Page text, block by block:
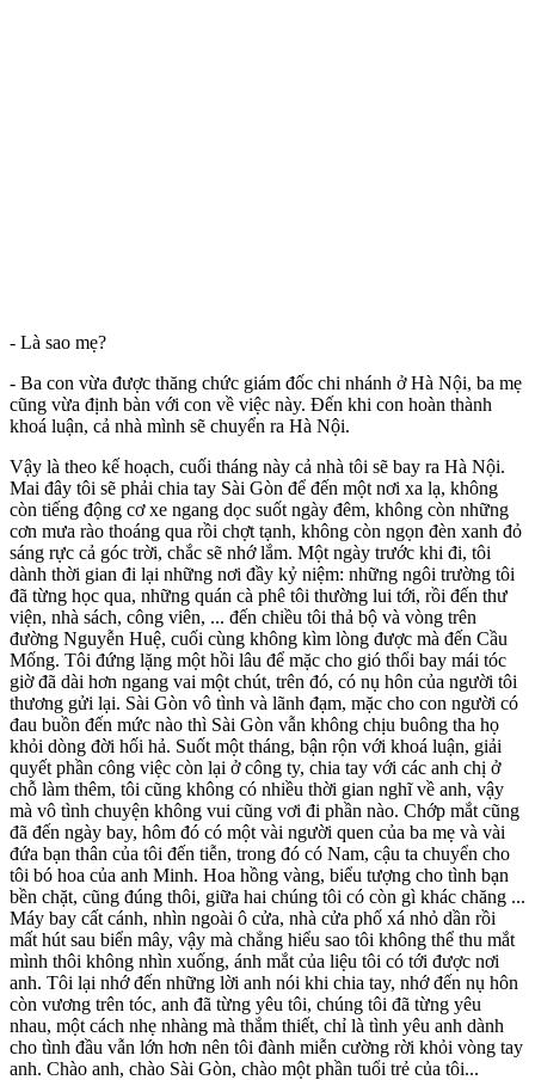
- Là sao mẹ?
- Ba con vừa được thăng chức giám đốc chi nhánh ở Hà Nội, ba mẹ
cũng vừa định bàn với con về việc này. Đến khi con hoàn thành
khoá luận, cả nhà mình sẽ chuyển ra Hà Nội.
Vậy là theo kế hoạch, cuối tháng này cả nhà tôi sẽ bay ra Hà Nội.
Mai đây tôi sẽ phải chia tay Sài Gòn để đến một nơi xa lạ, không
còn tiếng động cơ xe ngang dọc suốt ngày đêm, không còn những
cơn mưa rào thoáng qua rồi chợt tạnh, không còn ngọn đèn xanh đỏ
sáng rực cả góc trời, chắc sẽ nhớ lắm. Một ngày trước khi đi, tôi
dành thời gian đi lại những nơi đầy kỷ niệm: những ngôi trường tôi
đã từng học qua, những quán cà phê tôi thường lui tới, rồi đến thư
viện, nhà sách, công viên, ... đến chiều tôi thả bộ và vòng trên
đường Nguyễn Huệ, cuối cùng không kìm lòng được mà đến Cầu
Mống. Tôi đứng lặng một hồi lâu để mặc cho gió thổi bay mái tóc
giờ đã dài hơn ngang vai một chút, trên đó, có nụ hôn của người tôi
thương gửi lại. Sài Gòn vô tình và lãnh đạm, mặc cho con người có
đau buồn đến mức nào thì Sài Gòn vẫn không chịu buông tha họ
khỏi dòng đời hối hả. Suốt một tháng, bận rộn với khoá luận, giải
quyết phần công việc còn lại ở công ty, chia tay với các anh chị ở
chỗ làm thêm, tôi cũng không có nhiều thời gian nghĩ về anh, vậy
mà vô tình chuyện không vui cũng vơi đi phần nào. Chớp mắt cũng
đã đến ngày bay, hôm đó có một vài người quen của ba mẹ và vài
đứa bạn thân của tôi đến tiễn, trong đó có Nam, cậu ta chuyển cho
tôi bó hoa của anh Minh. Hoa hồng vàng, biểu tượng cho tình bạn
bền chặt, cũng đúng thôi, giữa hai chúng tôi có còn gì khác chăng ...
Máy bay cất cánh, nhìn ngoài ô cửa, nhà cửa phố xá nhỏ dần rồi
mất hút sau biển mây, vậy mà chẳng hiểu sao tôi không thể thu mắt
mình thôi không nhìn xuống, ánh mắt của liệu tôi có tới được nơi
anh. Tôi lại nhớ đến những lời anh nói khi chia tay, nhớ đến nụ hôn
còn vương trên tóc, anh đã từng yêu tôi, chúng tôi đã từng yêu
nhau, một cách nhẹ nhàng mà thắm thiết, chỉ là tình yêu anh dành
cho tình đầu vẫn lớn hơn nên tôi đành miễn cường rời khỏi vòng tay
anh. Chào anh, chào Sài Gòn, chào một phần tuổi trẻ của tôi...